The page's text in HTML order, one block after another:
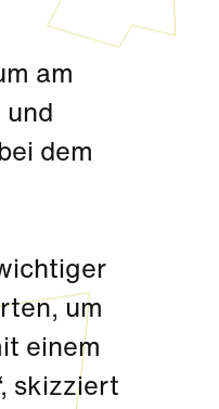
am
und
dem
um
einem
skizziert